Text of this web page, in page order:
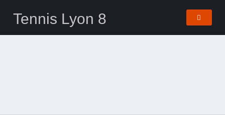
Tennis Lyon 8